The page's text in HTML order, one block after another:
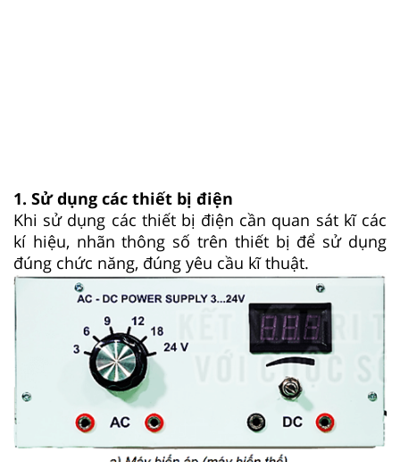
1. Sử dụng các thiết bị điện
Khi sử dụng các thiết bị điện cần quan sát kĩ các
kí hiệu, nhãn thông số trên thiết bị để sử dụng
đúng chức năng, đúng yêu cầu kĩ thuật.